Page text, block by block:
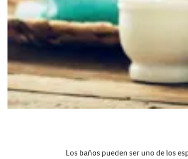
Los baños pueden ser uno de los